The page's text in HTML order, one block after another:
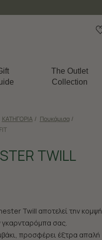
The Outlet
Collection
ΚΑΤΗΓΟΡΙΑ / Πουκάμισα /
TWILL
Twill αποτελεί την κομψή
γκαρνταρόμπα σας.
προσφέρει έξτρα απαλή